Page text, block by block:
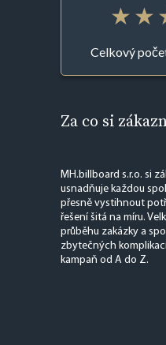
Celkový
Za co si
MH.billboard s.r.o. si
usnadňuje každou
přesně vystihnout
řešení šitá na míru.
průběhu zakázky a
zbytečných
kampaň od A do Z.